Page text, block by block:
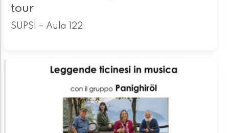
tour
SUPSI – Aula 122